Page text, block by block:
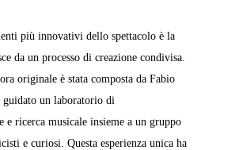
più innovativi dello spettacolo è la
da un processo di creazione condivisa.
originale è stata composta da Fabio
guidato un laboratorio di
e ricerca musicale insieme a un gruppo
e curiosi. Questa esperienza unica ha